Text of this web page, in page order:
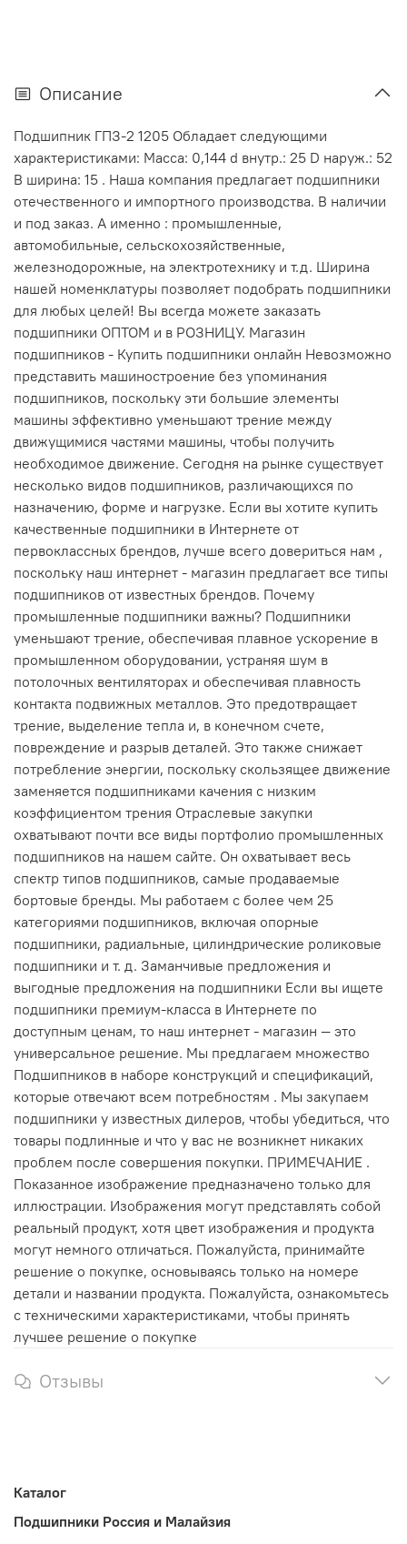
Описание
Подшипник ГПЗ-2 1205 Обладает следующими
характеристиками: Масса: 0,144 d внутр.: 25 D наруж.: 52
В ширина: 15 . Наша компания предлагает подшипники
отечественного и импортного производства. В наличии
и под заказ. А именно : промышленные,
автомобильные, сельскохозяйственные,
железнодорожные, на электротехнику и т.д. Ширина
нашей номенклатуры позволяет подобрать подшипники
для любых целей! Вы всегда можете заказать
подшипники ОПТОМ и в РОЗНИЦУ. Магазин
подшипников - Купить подшипники онлайн Невозможно
представить машиностроение без упоминания
подшипников, поскольку эти большие элементы
машины эффективно уменьшают трение между
движущимися частями машины, чтобы получить
необходимое движение. Сегодня на рынке существует
несколько видов подшипников, различающихся по
назначению, форме и нагрузке. Если вы хотите купить
качественные подшипники в Интернете от
первоклассных брендов, лучше всего довериться нам ,
поскольку наш интернет - магазин предлагает все типы
подшипников от известных брендов. Почему
промышленные подшипники важны? Подшипники
уменьшают трение, обеспечивая плавное ускорение в
промышленном оборудовании, устраняя шум в
потолочных вентиляторах и обеспечивая плавность
контакта подвижных металлов. Это предотвращает
трение, выделение тепла и, в конечном счете,
повреждение и разрыв деталей. Это также снижает
потребление энергии, поскольку скользящее движение
заменяется подшипниками качения с низким
коэффициентом трения Отраслевые закупки
охватывают почти все виды портфолио промышленных
подшипников на нашем сайте. Он охватывает весь
спектр типов подшипников, самые продаваемые
бортовые бренды. Мы работаем с более чем 25
категориями подшипников, включая опорные
подшипники, радиальные, цилиндрические роликовые
подшипники и т. д. Заманчивые предложения и
выгодные предложения на подшипники Если вы ищете
подшипники премиум-класса в Интернете по
доступным ценам, то наш интернет - магазин — это
универсальное решение. Мы предлагаем множество
Подшипников в наборе конструкций и спецификаций,
которые отвечают всем потребностям . Мы закупаем
подшипники у известных дилеров, чтобы убедиться, что
товары подлинные и что у вас не возникнет никаких
проблем после совершения покупки. ПРИМЕЧАНИЕ .
Показанное изображение предназначено только для
иллюстрации. Изображения могут представлять собой
реальный продукт, хотя цвет изображения и продукта
могут немного отличаться. Пожалуйста, принимайте
решение о покупке, основываясь только на номере
детали и названии продукта. Пожалуйста, ознакомьтесь
с техническими характеристиками, чтобы принять
лучшее решение о покупке
Отзывы
Каталог
Подшипники Россия и Малайзия